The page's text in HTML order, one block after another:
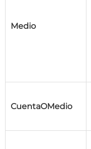
Medio
CuentaOMedio